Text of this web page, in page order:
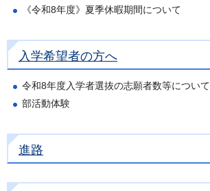
《令和8年度》夏季休暇期間について
入学希望者の方へ
令和8年度入学者選抜の志願者数等について
部活動体験
進路